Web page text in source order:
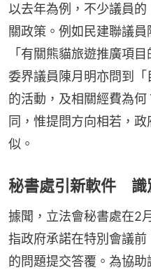
以去年為例，不少議員
關政策。例如民建聯議
「有關熊貓旅遊推廣項
委界議員陳月明亦問到
的活動，及相關經費為
同，惟提問方向相若，
似。
秘書處引新軟件 識
據聞，立法會秘書處在2
指政府承諾在特別會議
的問題提交答覆。為協